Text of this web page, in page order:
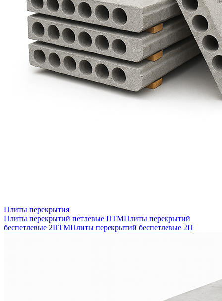
Плиты перекрытия
Плиты перекрытий петлевые ПТМПлиты перекрытий
беспетлевые 2ПТМПлиты перекрытий беспетлевые 2П